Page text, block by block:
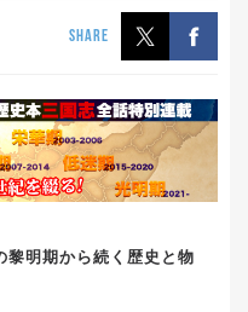
SHARE
黎明期から続く歴史と物